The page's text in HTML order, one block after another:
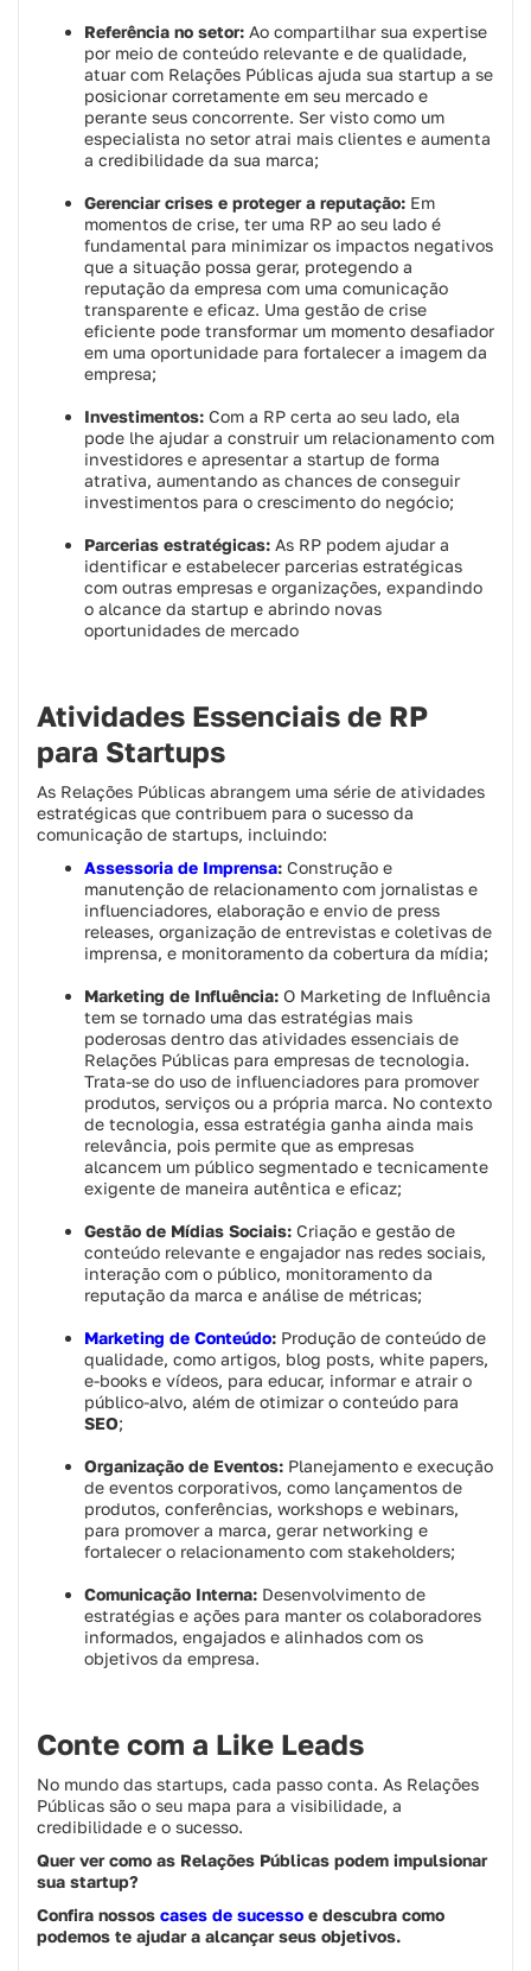
Referência no setor: Ao compartilhar sua expertise
por meio de conteúdo relevante e de qualidade,
atuar com Relações Públicas ajuda sua startup a se
posicionar corretamente em seu mercado e
perante seus concorrente. Ser visto como um
especialista no setor atrai mais clientes e aumenta
a credibilidade da sua marca;
Gerenciar crises e proteger a reputação: Em
momentos de crise, ter uma RP ao seu lado é
fundamental para minimizar os impactos negativos
que a situação possa gerar, protegendo a
reputação da empresa com uma comunicação
transparente e eficaz. Uma gestão de crise
eficiente pode transformar um momento desafiador
em uma oportunidade para fortalecer a imagem da
empresa;
Investimentos: Com a RP certa ao seu lado, ela
pode lhe ajudar a construir um relacionamento com
investidores e apresentar a startup de forma
atrativa, aumentando as chances de conseguir
investimentos para o crescimento do negócio;
Parcerias estratégicas: As RP podem ajudar a
identificar e estabelecer parcerias estratégicas
com outras empresas e organizações, expandindo
o alcance da startup e abrindo novas
oportunidades de mercado
Atividades Essenciais de RP
para Startups
As Relações Públicas abrangem uma série de atividades
estratégicas que contribuem para o sucesso da
comunicação de startups, incluindo:
Assessoria de Imprensa: Construção e
manutenção de relacionamento com jornalistas e
influenciadores, elaboração e envio de press
releases, organização de entrevistas e coletivas de
imprensa, e monitoramento da cobertura da mídia;
Marketing de Influência: O Marketing de Influência
tem se tornado uma das estratégias mais
poderosas dentro das atividades essenciais de
Relações Públicas para empresas de tecnologia.
Trata-se do uso de influenciadores para promover
produtos, serviços ou a própria marca. No contexto
de tecnologia, essa estratégia ganha ainda mais
relevância, pois permite que as empresas
alcancem um público segmentado e tecnicamente
exigente de maneira autêntica e eficaz;
Gestão de Mídias Sociais: Criação e gestão de
conteúdo relevante e engajador nas redes sociais,
interação com o público, monitoramento da
reputação da marca e análise de métricas;
Marketing de Conteúdo: Produção de conteúdo de
qualidade, como artigos, blog posts, white papers,
e-books e vídeos, para educar, informar e atrair o
público-alvo, além de otimizar o conteúdo para
SEO;
Organização de Eventos: Planejamento e execução
de eventos corporativos, como lançamentos de
produtos, conferências, workshops e webinars,
para promover a marca, gerar networking e
fortalecer o relacionamento com stakeholders;
Comunicação Interna: Desenvolvimento de
estratégias e ações para manter os colaboradores
informados, engajados e alinhados com os
objetivos da empresa.
Conte com a Like Leads
No mundo das startups, cada passo conta. As Relações
Públicas são o seu mapa para a visibilidade, a
credibilidade e o sucesso.
Quer ver como as Relações Públicas podem impulsionar
sua startup?
Confira nossos cases de sucesso e descubra como
podemos te ajudar a alcançar seus objetivos.